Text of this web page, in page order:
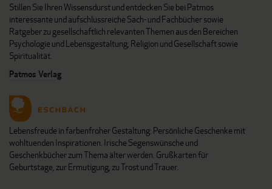
Stillen Sie Ihren Wissensdurst und entdecken Sie bei Patmos
interessante und aufschlussreiche Sach- und Fachbücher sowie
Ratgeber zu gesellschaftlich relevanten Themen aus den Bereichen
Psychologie und Lebensgestaltung, Religion und Gesellschaft sowie
Spiritualität.
Patmos Verlag
Lebensfreude in farbenfroher Gestaltung: Persönliche Geschenke mit
wohltuenden Inspirationen. Irische Segenswünsche und
Geschenkbücher zum Thema älter werden. Grußkarten für
Geburtstage, zur Ermutigung, zu Trost und Trauer.